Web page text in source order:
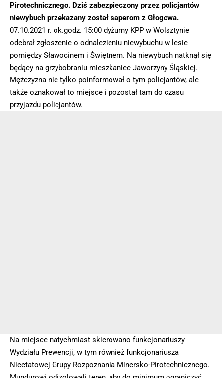
Pirotechnicznego. Dziś zabezpieczony przez policjantów
niewybuch przekazany został saperom z Głogowa.
07.10.2021 r. ok.godz. 15:00 dyżurny KPP w Wolsztynie
odebrał zgłoszenie o odnalezieniu niewybuchu w lesie
pomiędzy Sławocinem i Świętnem. Na niewybuch natknął się
będący na grzybobraniu mieszkaniec Jaworzyny Śląskiej.
Mężczyzna nie tylko poinformował o tym policjantów, ale
także oznakował to miejsce i pozostał tam do czasu
przyjazdu policjantów.
Na miejsce natychmiast skierowano funkcjonariuszy
Wydziału Prewencji, w tym również funkcjonariusza
Nieetatowej Grupy Rozpoznania Minersko-Pirotechnicznego.